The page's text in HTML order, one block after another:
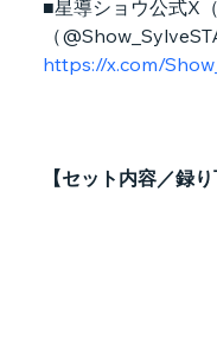
■星導ショウ公式X
（
https://x.com/
【セット内容／録